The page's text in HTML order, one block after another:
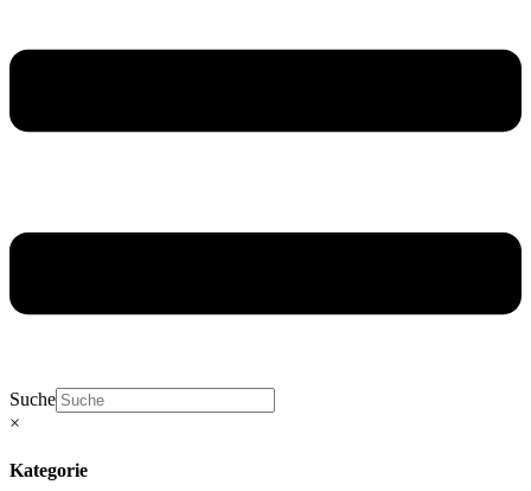
Suche
×
Kategorie